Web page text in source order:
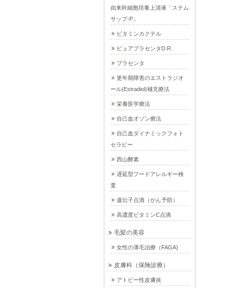
由来幹細胞培養上清液「ステム
サップ-P」
ビタミンカクテル
ピュアプラセンタD.R.
プラセンタ
更年期障害のエストラジオ
ール(Estradiol)補充療法
栄養医学療法
自己血オゾン療法
自己血ダイナミックフォト
セラピー
西山酵素
遅延型フードアレルギー検
査
遺伝子点滴（がん予防）
高濃度ビタミンC点滴
毛髪の美容
女性の薄毛治療（FAGA)
皮膚科（保険診療）
アトピー性皮膚炎